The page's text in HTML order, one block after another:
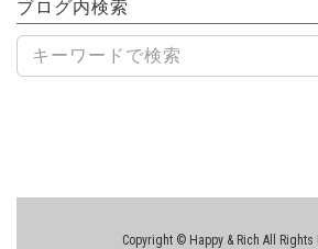
ブログ内検索
Copyright © Happy & Rich All Rights